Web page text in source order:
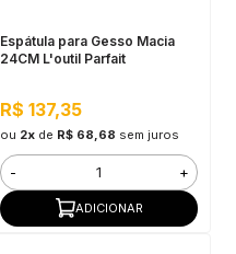
Espátula para Gesso Macia
24CM L'outil Parfait
R$ 137,35
ou 2xde R$ 68,68 sem juros
- +
ADICIONAR